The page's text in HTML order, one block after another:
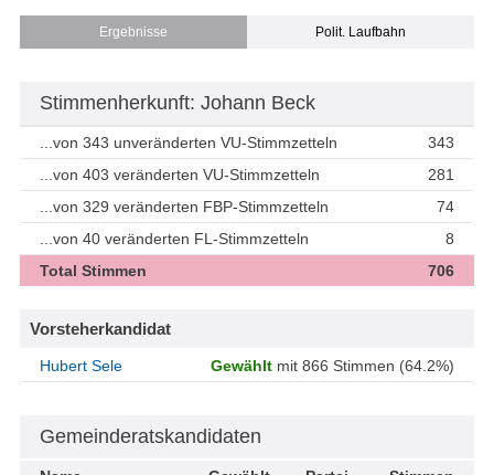
Ergebnisse Polit. Laufbahn
Stimmenherkunft: Johann Beck
...von 343 unveränderten VU-Stimmzetteln
343
...von 403 veränderten VU-Stimmzetteln
281
...von 329 veränderten FBP-Stimmzetteln
74
...von 40 veränderten FL-Stimmzetteln
8
Total Stimmen
706
Vorsteherkandidat
Hubert Sele Gewählt mit 866 Stimmen (64.2%)
Gemeinderatskandidaten